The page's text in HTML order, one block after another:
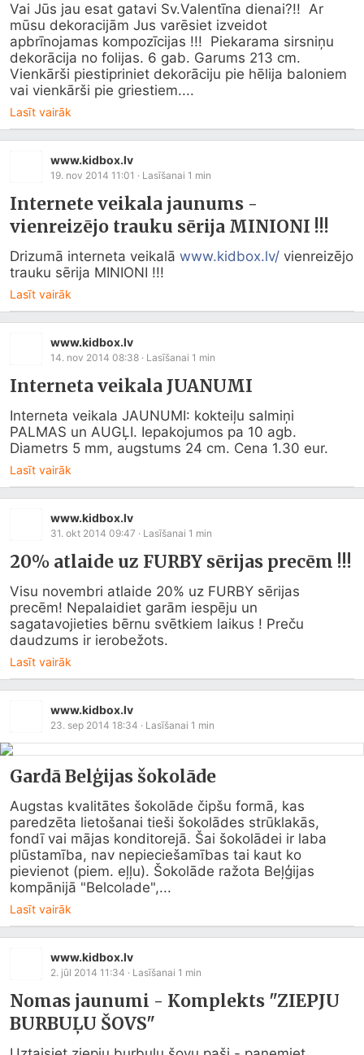
Vai Jūs jau esat gatavi Sv.Valentīna dienai?!!  Ar
mūsu dekoracijām Jus varēsiet izveidot
apbrīnojamas kompozīcijas !!!  Piekarama sirsniņu
dekorācija no folijas. 6 gab. Garums 213 cm.
Vienkārši piestipriniet dekorāciju pie hēlija baloniem
vai vienkārši pie griestiem....
Lasīt vairāk
www.kidbox.lv
19. nov 2014 11:01 · Lasīšanai 1 min
Internete veikala jaunums -
vienreizējo trauku sērija MINIONI !!!
Drizumā interneta veikalā www.kidbox.lv/ vienreizējo
trauku sērija MINIONI !!!
Lasīt vairāk
www.kidbox.lv
14. nov 2014 08:38 · Lasīšanai 1 min
Interneta veikala JUANUMI
Interneta veikala JAUNUMI: kokteiļu salmiņi
PALMAS un AUGĻI. Iepakojumos pa 10 agb.
Diametrs 5 mm, augstums 24 cm. Cena 1.30 eur.
Lasīt vairāk
www.kidbox.lv
31. okt 2014 09:47 · Lasīšanai 1 min
20% atlaide uz FURBY sērijas precēm !!!
Visu novembri atlaide 20% uz FURBY sērijas
precēm! Nepalaidiet garām iespēju un
sagatavojieties bērnu svētkiem laikus ! Preču
daudzums ir ierobežots.
Lasīt vairāk
www.kidbox.lv
23. sep 2014 18:34 · Lasīšanai 1 min
Gardā Belģijas šokolāde
Augstas kvalitātes šokolāde čipšu formā, kas
paredzēta lietošanai tieši šokolādes strūklakās,
fondī vai mājas konditorejā. Šai šokolādei ir laba
plūstamība, nav nepieciešamības tai kaut ko
pievienot (piem. eļļu). Šokolāde ražota Beļģijas
kompānijā "Belcolade",...
Lasīt vairāk
www.kidbox.lv
2. jūl 2014 11:34 · Lasīšanai 1 min
Nomas jaunumi - Komplekts "ZIEPJU
BURBUĻU ŠOVS"